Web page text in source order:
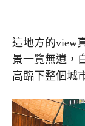
這地方的view
景一覽無遺，
高臨下整個城